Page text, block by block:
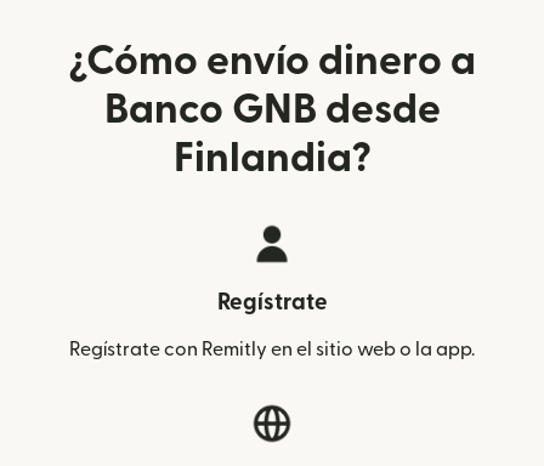
¿Cómo envío dinero a
Banco GNB desde
Finlandia?
Regístrate
Regístrate con Remitly en el sitio web o la app.